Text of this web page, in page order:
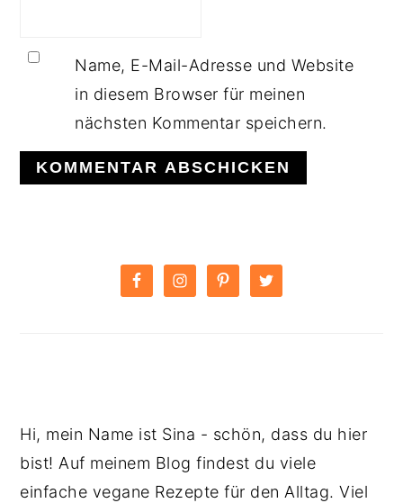
Name, E-Mail-Adresse und Website
in diesem Browser für meinen
nächsten Kommentar speichern.
PRIMARY
SIDEBAR
Hi, mein Name ist Sina - schön, dass du hier
bist! Auf meinem Blog findest du viele
einfache vegane Rezepte für den Alltag. Viel